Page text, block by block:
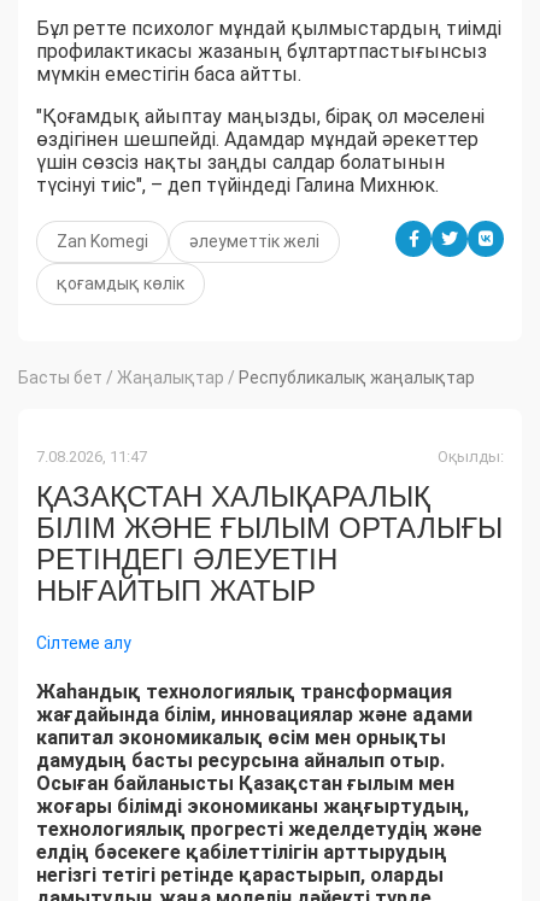
Бұл ретте психолог мұндай қылмыстардың тиімді
профилактикасы жазаның бұлтартпастығынсыз
мүмкін еместігін баса айтты.
"Қоғамдық айыптау маңызды, бірақ ол мәселені
өздігінен шешпейді. Адамдар мұндай әрекеттер
үшін сөзсіз нақты заңды салдар болатынын
түсінуі тиіс", – деп түйіндеді Галина Михнюк.
Zan Komegi әлеуметтік желі
қоғамдық көлік
Басты бет / Жаңалықтар / Республикалық жаңалықтар
7.08.2026, 11:47 Оқылды:
ҚАЗАҚСТАН ХАЛЫҚАРАЛЫҚ
БІЛІМ ЖӘНЕ ҒЫЛЫМ ОРТАЛЫҒЫ
РЕТІНДЕГІ ӘЛЕУЕТІН
НЫҒАЙТЫП ЖАТЫР
Сілтеме алу
Жаһандық технологиялық трансформация
жағдайында білім, инновациялар және адами
капитал экономикалық өсім мен орнықты
дамудың басты ресурсына айналып отыр.
Осыған байланысты Қазақстан ғылым мен
жоғары білімді экономиканы жаңғыртудың,
технологиялық прогресті жеделдетудің және
елдің бәсекеге қабілеттілігін арттырудың
негізгі тетігі ретінде қарастырып, оларды